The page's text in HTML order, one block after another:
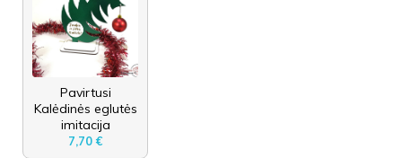
Pavirtusi
Kalėdinės eglutės
imitacija
7,70 €